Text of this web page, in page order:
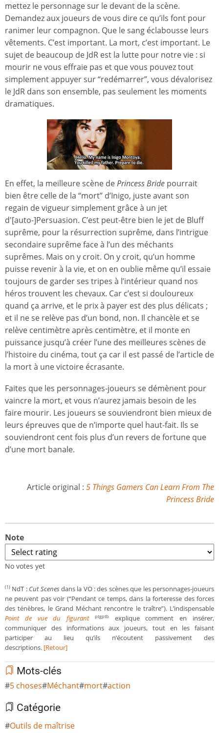
mettez le personnage sur le devant de la scène.
Demandez aux joueurs de vous dire ce qu’ils font pour
ranimer leur compagnon. Que le sang éclabousse leurs
vêtements. C’est important. La mort, c’est important. Le
sujet de beaucoup de JdR est la lutte pour notre vie : si
mourir ne vous effraie pas et que vous pouvez tout
simplement appuyer sur “redémarrer”, vous dévalorisez
le JdR dans son ensemble, pas seulement les moments
dramatiques.
En effet, la meilleure scène dePrincess Bride pourrait
bien être celle de la “mort” d’Inigo, juste avant son
regain de vigueur simplement grâce à un jet
d'[auto-]Persuasion. C’est peut-être bien le jet de Bluff
suprême, pour la résurrection suprême, dans l’intrigue
secondaire suprême face à l’un des méchants
suprêmes. Mais on y croit. On y croit, qu’un homme
puisse revenir à la vie, et on en oublie même qu’il essaie
toujours de garder ses tripes à l’intérieur quand nos
héros trouvent les chevaux. Car c’est si douloureux
quand ça arrive, et le prix à payer est des plus délicats ;
et il ne se relève pas d’un bond, non. Il chancèle et se
relève centimètre après centimètre, et il monte en
puissance jusqu’à créer l’une des meilleures scènes de
l’histoire du cinéma, tout ça car il est passé de l’article de
la mort à une victoire écrasante.
Faites que les personnages-joueurs se démènent pour
vaincre la mort, et vous n’aurez jamais besoin de les
faire mourir. Les joueurs se souviendront bien mieux de
leurs épreuves que de n’importe quel haut-fait. Ils se
souviendront cent fois plus d’un revers de fortune que
d’une mort banale.
Article original : 5 Things Gamers Can Learn From The
Princess Bride
Note
No votes yet
(1) NdT : Cut Scenes dans la VO : des scènes que les personnages-joueurs
ne peuvent pas voir (“Pendant ce temps, dans la forteresse des forces
des ténèbres, le Grand Méchant rencontre le traître”). L’indispensable
Point de vue du figurant
ptgptb
explique comment en insérer,
communiquer des informations aux joueurs, tout en les faisant
participer au lieu qu’ils n’écoutent passivement des
descriptions. [Retour]
Mots-clés
5 choses Méchant mort action
Catégorie
Outils de maîtrise